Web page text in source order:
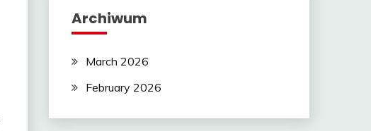
Archiwum
March 2026
February 2026